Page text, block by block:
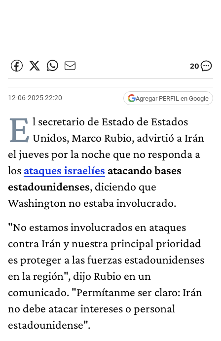
20
12-06-2025 22:20 Agregar PERFIL en Google
E l secretario de Estado de Estados
Unidos, Marco Rubio, advirtió a Irán
el jueves por la noche que no responda a
los ataques israelíes atacando bases
estadounidenses, diciendo que
Washington no estaba involucrado.
"No estamos involucrados en ataques
contra Irán y nuestra principal prioridad
es proteger a las fuerzas estadounidenses
en la región", dijo Rubio en un
comunicado. "Permítanme ser claro: Irán
no debe atacar intereses o personal
estadounidense".